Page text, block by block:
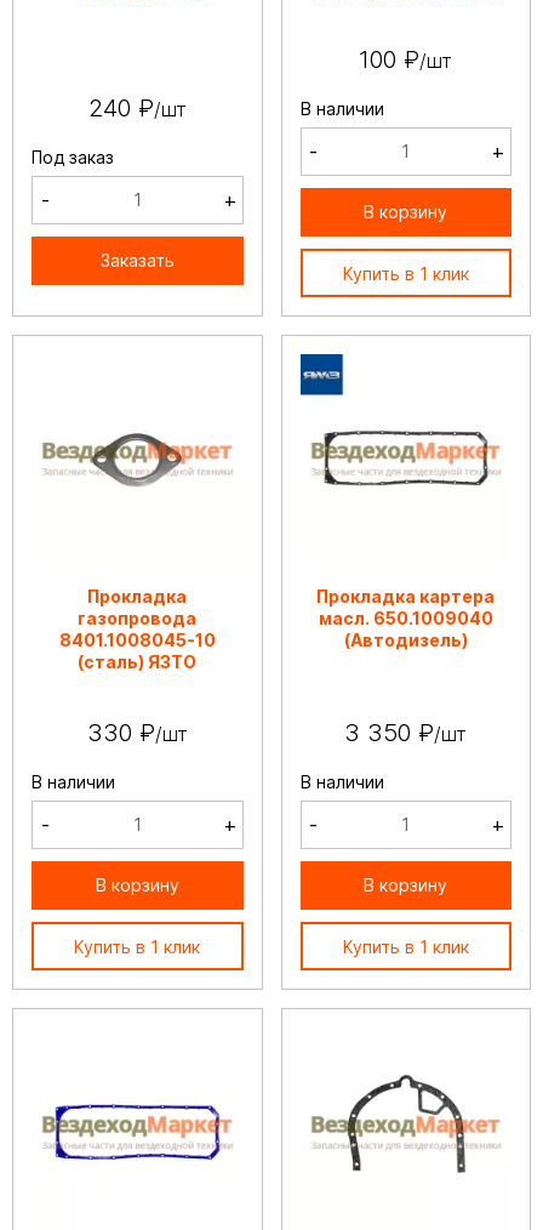
240 ₽/шт
Под заказ
- +
Заказать
100 ₽/шт
В наличии
- +
В корзину
Купить в 1 клик
Прокладка
газопровода
8401.1008045-10
(сталь) ЯЗТО
330 ₽/шт
В наличии
- +
В корзину
Купить в 1 клик
Прокладка картера
масл. 650.1009040
(Автодизель)
3 350 ₽/шт
В наличии
- +
В корзину
Купить в 1 клик